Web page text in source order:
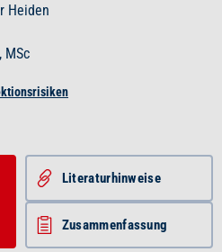
Heiden
MSc
Literatur­hinweise
Zusammenfassung